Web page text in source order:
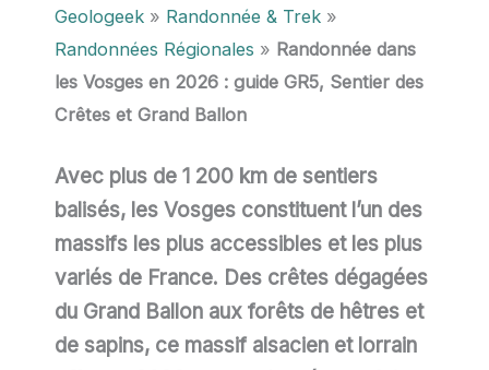
Geologeek » Randonnée & Trek »
Randonnées Régionales » Randonnée dans
les Vosges en 2026 : guide GR5, Sentier des
Crêtes et Grand Ballon
Avec plus de 1 200 km de sentiers
balisés, les Vosges constituent l’un des
massifs les plus accessibles et les plus
variés de France. Des crêtes dégagées
du Grand Ballon aux forêts de hêtres et
de sapins, ce massif alsacien et lorrain